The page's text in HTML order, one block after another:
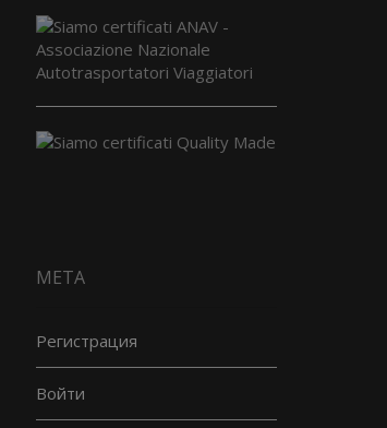
МЕТА
Регистрация
Войти